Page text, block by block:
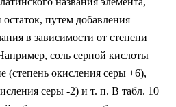
путем добавления
в зависимости от степени
соль серной кислоты
(степень окисления серы +6),
серы -2) и т. п. В табл. 10